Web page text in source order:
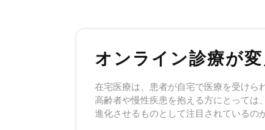
オンライン診療が
在宅医療は、患者が自宅で医療を受けら
高齢者や慢性疾患を抱える方にとって
進化させるものとして注目されているの